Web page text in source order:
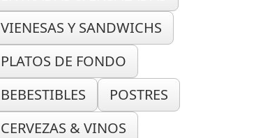
VIENESAS Y SANDWICHS
PLATOS DE FONDO
BEBESTIBLES
POSTRES
CERVEZAS & VINOS